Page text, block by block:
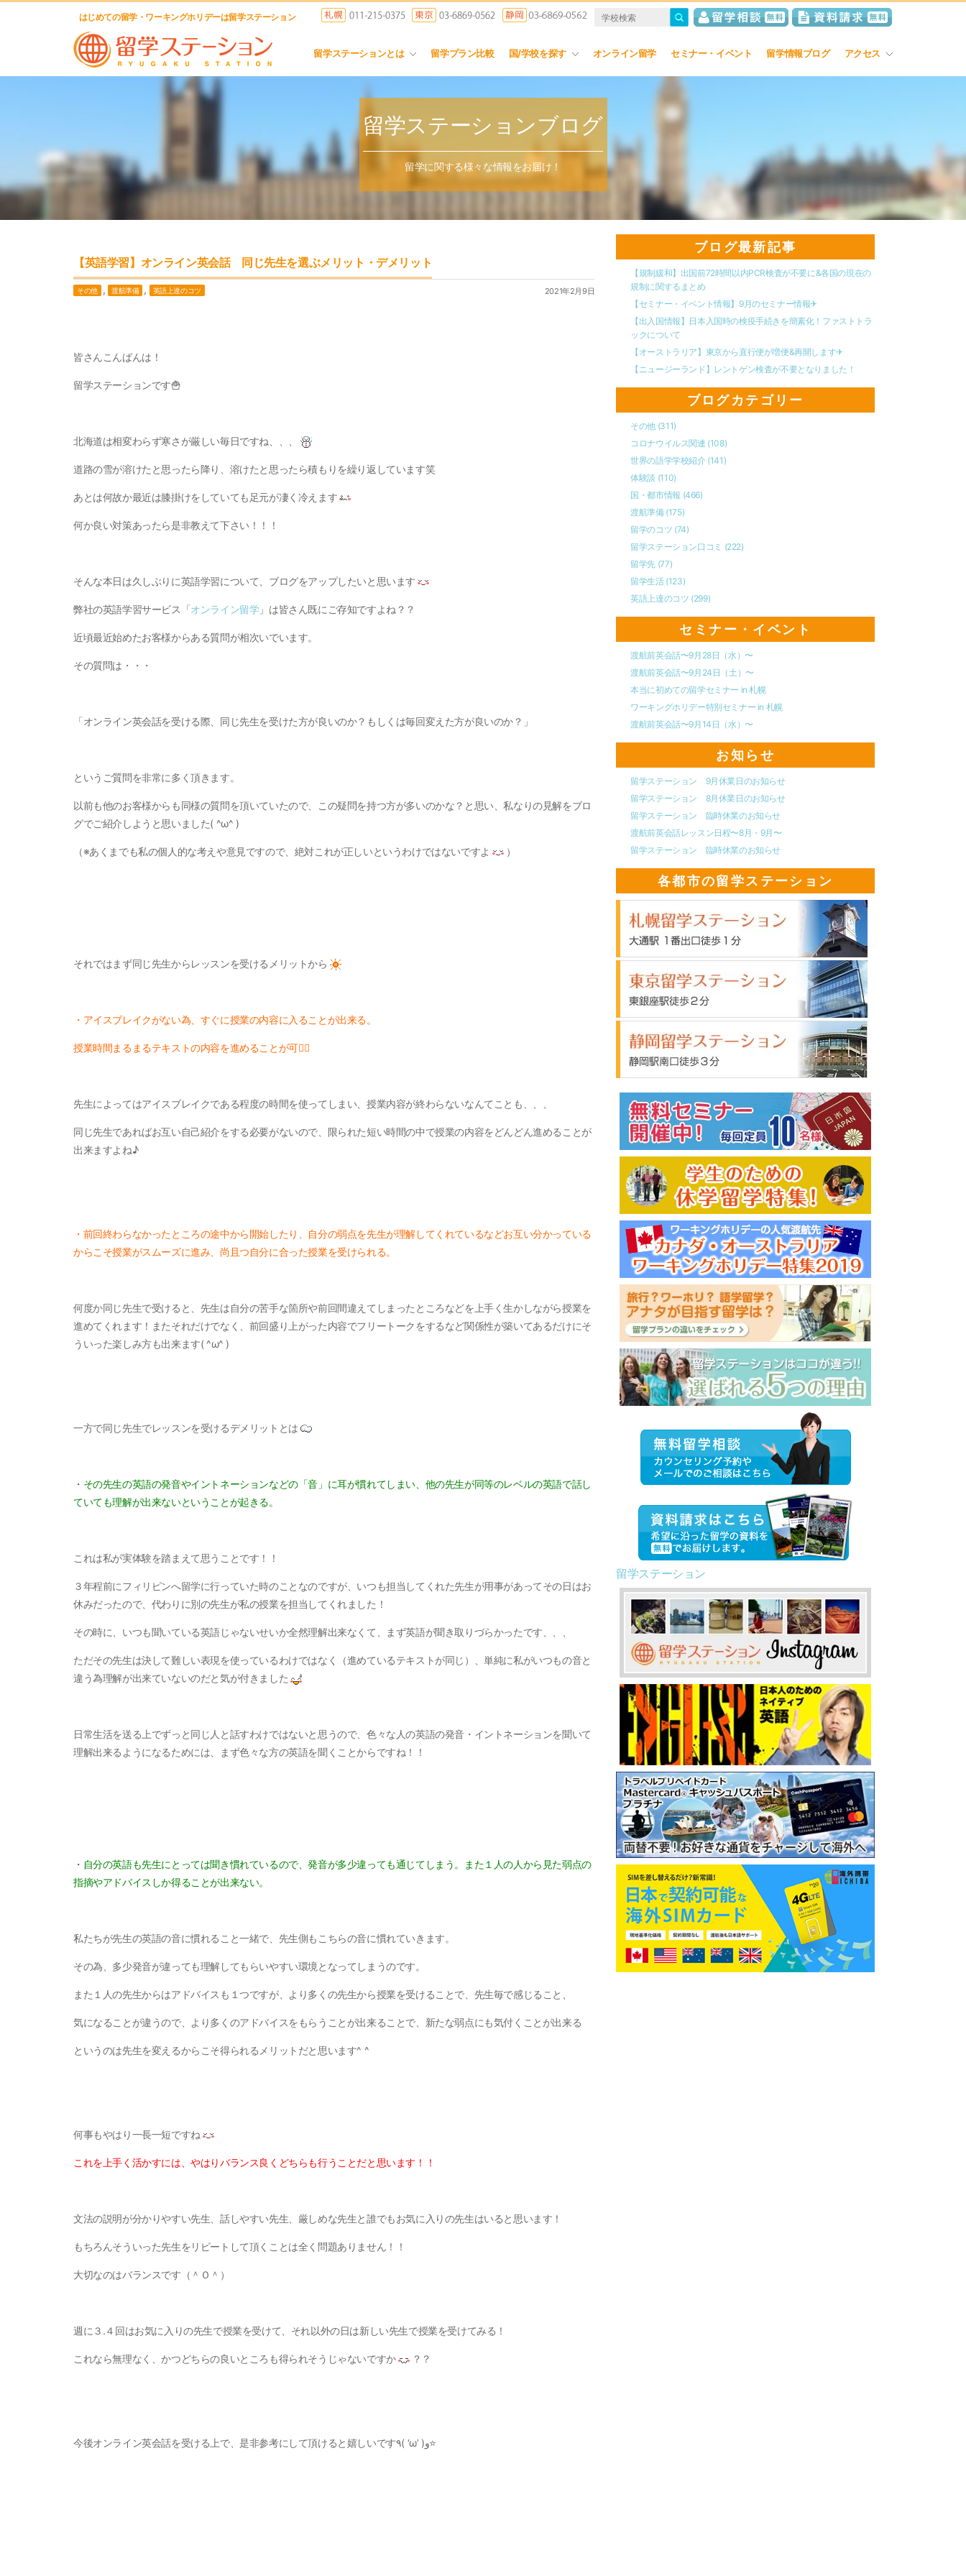
はじめての留学・ワーキングホリデーは留学ステーション
留学ステーションとは 留学プラン比較 国/学校を探す オンライン留学 セミナー・イベント 留学情報ブログ アクセス
留学ステーションブログ
留学に関する様々な情報をお届け！
【英語学習】オンライン英会話 同じ先生を選ぶメリット・デメリット
その他 , 渡航準備 , 英語上達のコツ 2021年2月9日
皆さんこんばんは！
留学ステーションです🍟
北海道は相変わらず寒さが厳しい毎日ですね、、、
道路の雪が溶けたと思ったら降り、溶けたと思ったら積もりを繰り返しています笑
あとは何故か最近は膝掛けをしていても足元が凄く冷えます
何か良い対策あったら是非教えて下さい！！！
そんな本日は久しぶりに英語学習について、ブログをアップしたいと思います
弊社の英語学習サービス「オンライン留学」は皆さん既にご存知ですよね？？
近頃最近始めたお客様からある質問が相次いでいます。
その質問は・・・
「オンライン英会話を受ける際、同じ先生を受けた方が良いのか？もしくは毎回変えた方が良いのか？」
というご質問を非常に多く頂きます。
以前も他のお客様からも同様の質問を頂いていたので、この疑問を持つ方が多いのかな？と思い、私なりの見解をブロ
グでご紹介しようと思いました( ^ω^ )
（※あくまでも私の個人的な考えや意見ですので、絶対これが正しいというわけではないですよ ）
それではまず同じ先生からレッスンを受けるメリットから
・アイスブレイクがない為、すぐに授業の内容に入ることが出来る。
授業時間まるまるテキストの内容を進めることが可🙆‍♀️
先生によってはアイスブレイクである程度の時間を使ってしまい、授業内容が終わらないなんてことも、、、
同じ先生であればお互い自己紹介をする必要がないので、限られた短い時間の中で授業の内容をどんどん進めることが
出来ますよね♪
・前回終わらなかったところの途中から開始したり、自分の弱点を先生が理解してくれているなどお互い分かっている
からこそ授業がスムーズに進み、尚且つ自分に合った授業を受けられる。
何度か同じ先生で受けると、先生は自分の苦手な箇所や前回間違えてしまったところなどを上手く生かしながら授業を
進めてくれます！またそれだけでなく、前回盛り上がった内容でフリートークをするなど関係性が築いてあるだけにそ
ういった楽しみ方も出来ます( ^ω^ )
一方で同じ先生でレッスンを受けるデメリットとは
・その先生の英語の発音やイントネーションなどの「音」に耳が慣れてしまい、他の先生が同等のレベルの英語で話し
ていても理解が出来ないということが起きる。
これは私が実体験を踏まえて思うことです！！
３年程前にフィリピンへ留学に行っていた時のことなのですが、いつも担当してくれた先生が用事があってその日はお
休みだったので、代わりに別の先生が私の授業を担当してくれました！
その時に、いつも聞いている英語じゃないせいか全然理解出来なくて、まず英語が聞き取りづらかったです、、、
ただその先生は決して難しい表現を使っているわけではなく（進めているテキストが同じ）、単純に私がいつもの音と
違う為理解が出来ていないのだと気が付きました
日常生活を送る上でずっと同じ人と話すわけではないと思うので、色々な人の英語の発音・イントネーションを聞いて
理解出来るようになるためには、まず色々な方の英語を聞くことからですね！！
・自分の英語も先生にとっては聞き慣れているので、発音が多少違っても通じてしまう。また１人の人から見た弱点の
指摘やアドバイスしか得ることが出来ない。
私たちが先生の英語の音に慣れること一緒で、先生側もこちらの音に慣れていきます。
その為、多少発音が違っても理解してもらいやすい環境となってしまうのです。
また１人の先生からはアドバイスも１つですが、より多くの先生から授業を受けることで、先生毎で感じること、
気になることが違うので、より多くのアドバイスをもらうことが出来ることで、新たな弱点にも気付くことが出来る
というのは先生を変えるからこそ得られるメリットだと思います^ ^
何事もやはり一長一短ですね
これを上手く活かすには、やはりバランス良くどちらも行うことだと思います！！
文法の説明が分かりやすい先生、話しやすい先生、厳しめな先生と誰でもお気に入りの先生はいると思います！
もちろんそういった先生をリピートして頂くことは全く問題ありません！！
大切なのはバランスです（＾Ｏ＾）
週に３.４回はお気に入りの先生で授業を受けて、それ以外の日は新しい先生で授業を受けてみる！
これなら無理なく、かつどちらの良いところも得られそうじゃないですか ？？
今後オンライン英会話を受ける上で、是非参考にして頂けると嬉しいです٩( ‘ω’ )و⭐️
ブログ最新記事
【規制緩和】出国前72時間以内PCR検査が不要に&各国の現在の
規制に関するまとめ
【セミナー・イベント情報】9月のセミナー情報✈︎
【出入国情報】日本入国時の検疫手続きを簡素化！ファストトラ
ックについて
【オーストラリア】東京から直行便が増便&再開します✈︎
【ニュージーランド】レントゲン検査が不要となりました！
ブログカテゴリー
その他 (311)
コロナウイルス関連 (108)
世界の語学学校紹介 (141)
体験談 (110)
国・都市情報 (466)
渡航準備 (175)
留学のコツ (74)
留学ステーション口コミ (222)
留学先 (77)
留学生活 (123)
英語上達のコツ (299)
セミナー・イベント
渡航前英会話〜9月28日（水）〜
渡航前英会話〜9月24日（土）〜
本当に初めての留学セミナー in 札幌
ワーキングホリデー特別セミナー in 札幌
渡航前英会話〜9月14日（水）〜
お知らせ
留学ステーション 9月休業日のお知らせ
留学ステーション 8月休業日のお知らせ
留学ステーション 臨時休業のお知らせ
渡航前英会話レッスン日程〜8月・9月〜
留学ステーション 臨時休業のお知らせ
各都市の留学ステーション
留学ステーション